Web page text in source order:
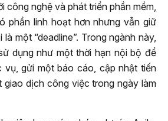
công nghệ và phát triển phần mềm,
phần linh hoạt hơn nhưng vẫn giữ
một “deadline”. Trong ngành này,
dụng như một thời hạn nội bộ để
vụ, gửi một báo cáo, cập nhật tiến
giao dịch công việc trong ngày làm